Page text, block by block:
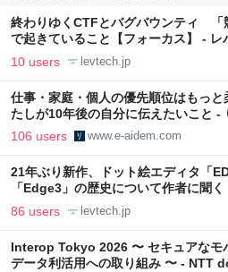
終わりゆくCTFとバグバウンティ 「
で起きていること【フォーカス】 - レ
10 users levtech.jp
仕事・家庭・個人の優先順位はもっ
たしが10年後の自分に伝えたいこと -
106 users www.e-aidem.com
21年ぶり新作、ドット絵エディタ「
「Edge3」の歴史について作者に聞
LAB
86 users levtech.jp
Interop Tokyo 2026 〜 セキュアなモ
データ利活用への取り組み 〜 - NTT